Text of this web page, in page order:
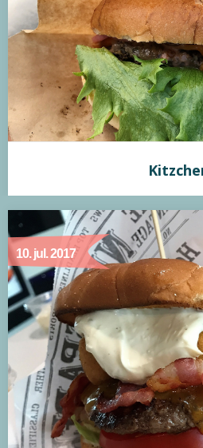
Bøffen var stegt lidt til den grå
smag og burger dressingen
hjemmelavede bolle med
oplevelse ved besøget.…
Kitzchen
Min vurdering:
Kitzchen Street Foods The
det sædvanlige. Selvom Kitzchen
lave en autentisk streetfood
set på Fyn. Hjemmelavet bolle,
en Awesomesauce der
burger, men smagen var
grund…
10. jul. 2017